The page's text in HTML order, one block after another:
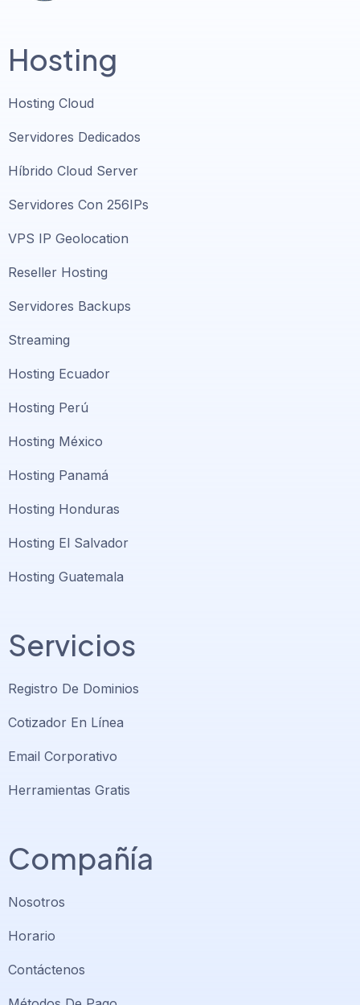
Hosting
Hosting Cloud
Servidores Dedicados
Híbrido Cloud Server
Servidores Con 256IPs
VPS IP Geolocation
Reseller Hosting
Servidores Backups
Streaming
Hosting Ecuador
Hosting Perú
Hosting México
Hosting Panamá
Hosting Honduras
Hosting El Salvador
Hosting Guatemala
Servicios
Registro De Dominios
Cotizador En Línea
Email Corporativo
Herramientas Gratis
Compañía
Nosotros
Horario
Contáctenos